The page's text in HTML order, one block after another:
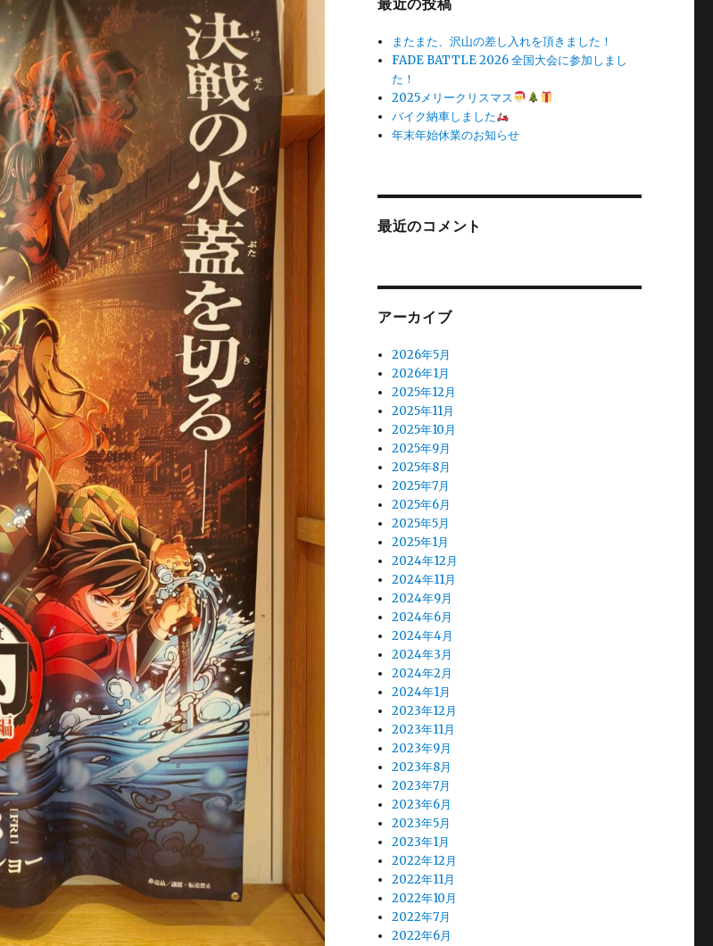
最近の投稿
またまた、沢山の差し入れを頂きました！
FADE BATTLE 2026 全国大会に参加しまし
た！
2025メリークリスマス
バイク納車しました
年末年始休業のお知らせ
最近のコメント
アーカイブ
2026年5月
2026年1月
2025年12月
2025年11月
2025年10月
2025年9月
2025年8月
2025年7月
2025年6月
2025年5月
2025年1月
2024年12月
2024年11月
2024年9月
2024年6月
2024年4月
2024年3月
2024年2月
2024年1月
2023年12月
2023年11月
2023年9月
2023年8月
2023年7月
2023年6月
2023年5月
2023年1月
2022年12月
2022年11月
2022年10月
2022年7月
2022年6月